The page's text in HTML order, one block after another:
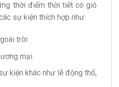
thời điểm thời tiết có gió
sự kiện thích hợp như:
trời
mại
kiện khác như lễ động thổ,